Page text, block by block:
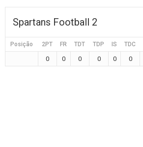
Spartans Football 2
Posição 2PT FR TDT TDP IS TDC
0 0 0 0 0 0